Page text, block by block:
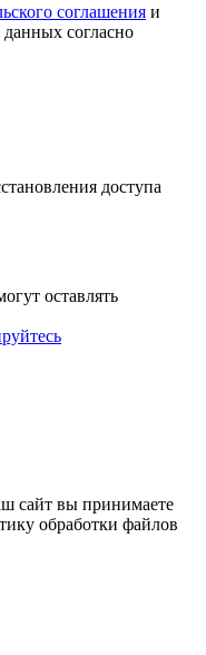
соглашения и
данных согласно
доступа
оставлять
сайт вы принимаете
обработки файлов